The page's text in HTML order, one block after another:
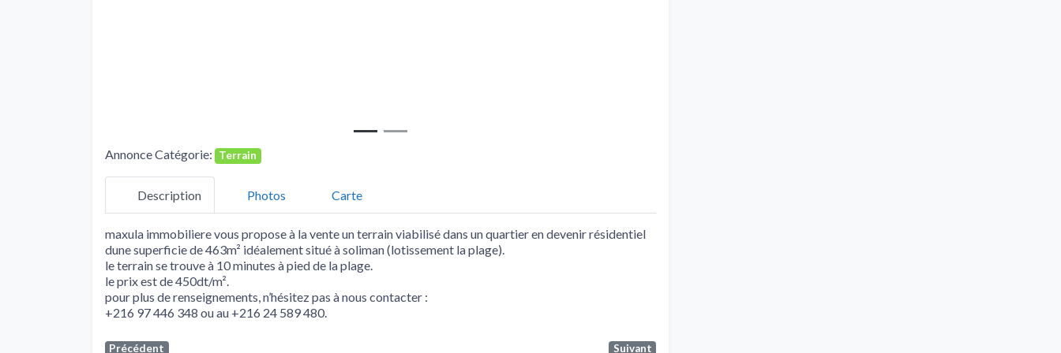
Annonce Catégorie: Terrain
Description Photos Carte
maxula immobiliere vous propose à la vente un terrain viabilisé dans un quartier en devenir résidentiel
dune superficie de 463m² idéalement situé à soliman (lotissement la plage).
le terrain se trouve à 10 minutes à pied de la plage.
le prix est de 450dt/m².
pour plus de renseignements, n’hésitez pas à nous contacter :
+216 97 446 348 ou au +216 24 589 480.
Précédent Suivant